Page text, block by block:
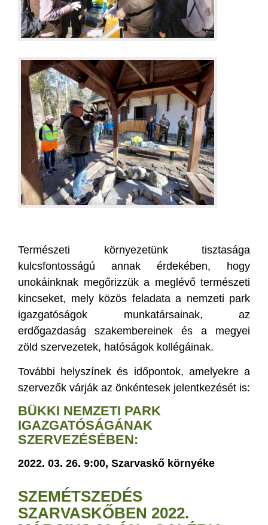
Természeti környezetünk tisztasága
kulcsfontosságú annak érdekében, hogy
unokáinknak megőrizzük a meglévő természeti
kincseket, mely közös feladata a nemzeti park
igazgatóságok munkatársainak, az
erdőgazdaság szakembereinek és a megyei
zöld szervezetek, hatóságok kollégáinak.
További helyszínek és időpontok, amelyekre a
szervezők várják az önkéntesek jelentkezését is:
BÜKKI NEMZETI PARK
IGAZGATÓSÁGÁNAK
SZERVEZÉSÉBEN:
2022. 03. 26. 9:00, Szarvaskő környéke
SZEMÉTSZEDÉS
SZARVASKŐBEN 2022.